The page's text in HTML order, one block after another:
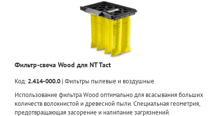
Фильтр-свеча Wood для NT Tact
Код: 2.414-000.0 | Фильтры пылевые и воздушные
Использование фильтра Wооd оптимально для всасывания больших
количеств волокнистой и древесной пыли. Специальная геометрия,
предотвращающая засорение и налипание загрязнений.